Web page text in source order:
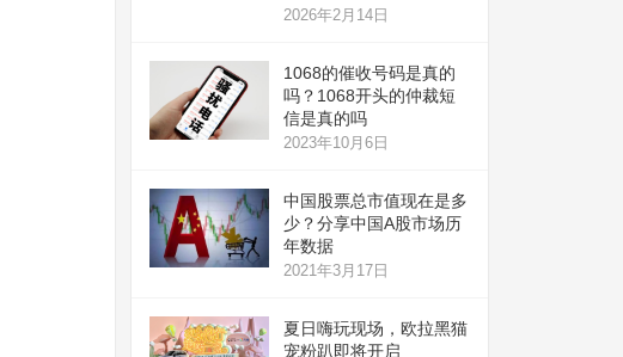
2026年2月14日
1068的催收号码是真的
吗？1068开头的仲裁短
信是真的吗
2023年10月6日
中国股票总市值现在是多
少？分享中国A股市场历
年数据
2021年3月17日
夏日嗨玩现场，欧拉黑猫
宠粉趴即将开启